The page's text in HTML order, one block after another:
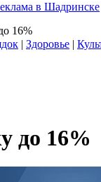
в Шадринске
16%
| Здоровье |
до 16%